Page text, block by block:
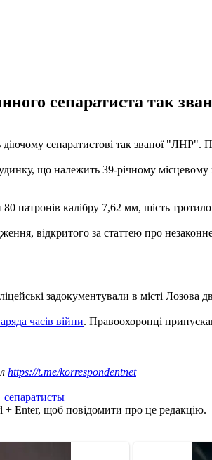
сепаратиста так
сепаратистові так званої "ЛНР".
що належить 39-річному
патронів калібру 7,62 мм, шість
відкритого за статтею про
задокументували в місті Лозова
часів війни. Правоохоронці
https://t.me/korrespondentnet
сепаратисты
+ Enter, щоб повідомити про це редакцію.